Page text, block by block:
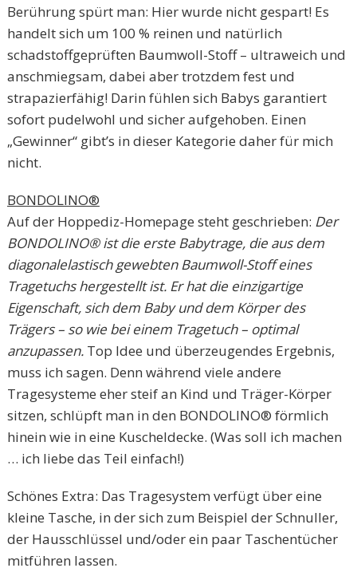
Berührung spürt man: Hier wurde nicht gespart! Es
handelt sich um 100 % reinen und natürlich
schadstoffgeprüften Baumwoll-Stoff – ultraweich und
anschmiegsam, dabei aber trotzdem fest und
strapazierfähig! Darin fühlen sich Babys garantiert
sofort pudelwohl und sicher aufgehoben. Einen
„Gewinner“ gibt’s in dieser Kategorie daher für mich
nicht.
BONDOLINO®
Auf der Hoppediz-Homepage steht geschrieben: Der
BONDOLINO® ist die erste Babytrage, die aus dem
diagonalelastisch gewebten Baumwoll-Stoff eines
Tragetuchs hergestellt ist. Er hat die einzigartige
Eigenschaft, sich dem Baby und dem Körper des
Trägers – so wie bei einem Tragetuch – optimal
anzupassen. Top Idee und überzeugendes Ergebnis,
muss ich sagen. Denn während viele andere
Tragesysteme eher steif an Kind und Träger-Körper
sitzen, schlüpft man in den BONDOLINO® förmlich
hinein wie in eine Kuscheldecke. (Was soll ich machen
… ich liebe das Teil einfach!)
Schönes Extra: Das Tragesystem verfügt über eine
kleine Tasche, in der sich zum Beispiel der Schnuller,
der Hausschlüssel und/oder ein paar Taschentücher
mitführen lassen.